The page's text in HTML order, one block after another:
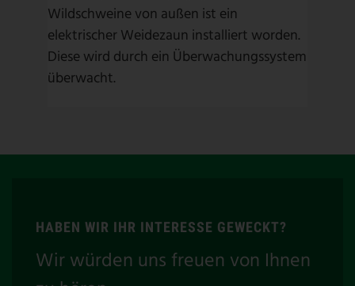
Wildschweine von außen ist ein
elektrischer Weidezaun installiert worden.
Diese wird durch ein Überwachungssystem
überwacht.
HABEN WIR IHR INTERESSE GEWECKT?
Wir würden uns freuen von Ihnen